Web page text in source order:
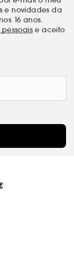
e novidades da
16 anos.
e aceito